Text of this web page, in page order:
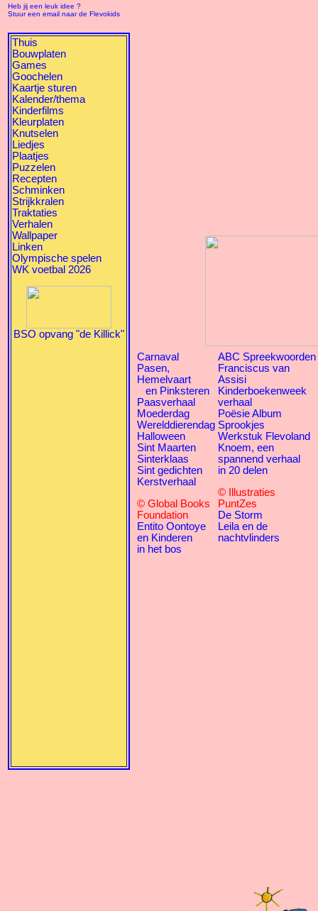
Heb jij een leuk idee ?
Stuur een email naar de Flevokids
Thuis
Bouwplaten
Games
Goochelen
Kaartje sturen
Kalender/thema
Kinderfilms
Kleurplaten
Knutselen
Liedjes
Plaatjes
Puzzelen
Recepten
Schminken
Strijkkralen
Traktaties
Verhalen
Wallpaper
Linken
Olympische spelen
WK voetbal 2026
BSO opvang "de Killick"
Carnaval
Pasen,
Hemelvaart
en Pinksteren
Paasverhaal
Moederdag
Werelddierendag
Halloween
Sint Maarten
Sinterklaas
Sint gedichten
Kerstverhaal
© Global Books
Foundation
Entito Oontoye
en Kinderen
in het bos
ABC Spreekwoorden
Franciscus van
Assisi
Kinderboekenweek
verhaal
Poësie Album
Sprookjes
Werkstuk Flevoland
Knoem, een
spannend verhaal
in 20 delen
© Illustraties
PuntZes
De Storm
Leila en de
nachtvlinders